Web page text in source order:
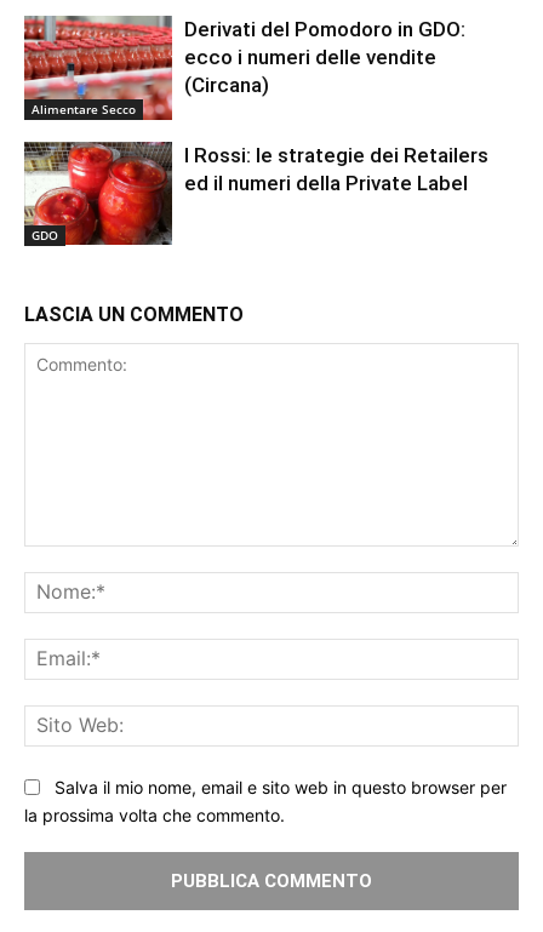
Alimentare Secco
Derivati del Pomodoro in GDO:
ecco i numeri delle vendite
(Circana)
GDO
I Rossi: le strategie dei Retailers
ed il numeri della Private Label
LASCIA UN COMMENTO
Salva il mio nome, email e sito web in questo browser per
la prossima volta che commento.